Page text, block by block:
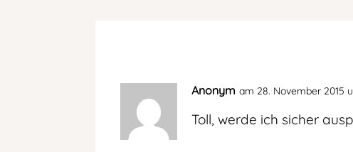
Anonym am 28. November 2015
Toll, werde ich sicher